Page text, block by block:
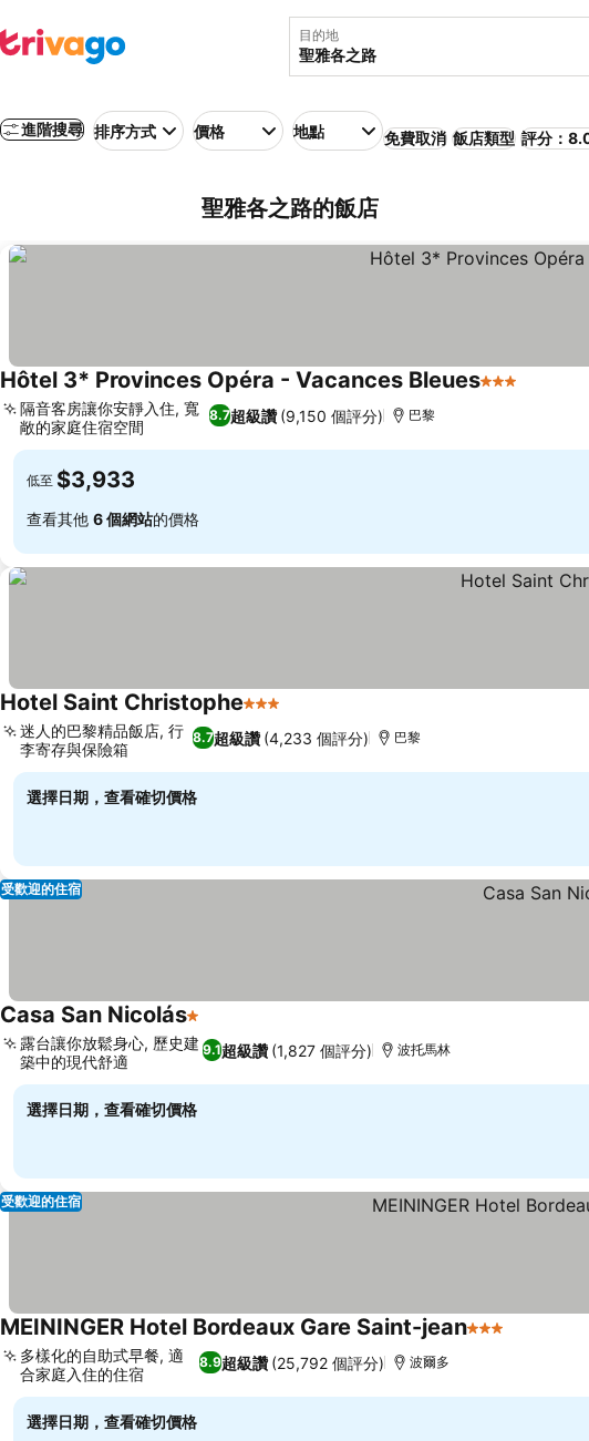
目的地
進階搜尋 排序方式 價格 地點 免費取消 飯店類型 評分：
聖雅各之路的飯店
Hôtel 3* Provinces Opéra - Vacances Bleues3 星級
8.7超級讚 (9,150 個評分)
隔音客房讓你安靜入住, 寬
敞的家庭住宿空間
巴黎
低至 $3,933
查看其他 6 個網站的價格
Hotel Saint Christophe3 星級
8.7超級讚 (4,233 個評分)
迷人的巴黎精品飯店, 行
李寄存與保險箱
巴黎
選擇日期，查看確切價格
受歡迎的住宿
Casa San Nicolás1 星級
9.1超級讚 (1,827 個評分)
露台讓你放鬆身心, 歷史建
築中的現代舒適
波托馬林
選擇日期，查看確切價格
受歡迎的住宿
MEININGER Hotel Bordeaux Gare Saint-jean3 星級
8.9超級讚 (25,792 個評分)
多樣化的自助式早餐, 適
合家庭入住的住宿
波爾多
選擇日期，查看確切價格